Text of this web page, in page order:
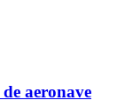
aeronave